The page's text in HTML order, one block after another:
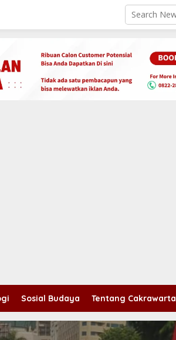
Sosial Budaya Tentang Cakrawarta